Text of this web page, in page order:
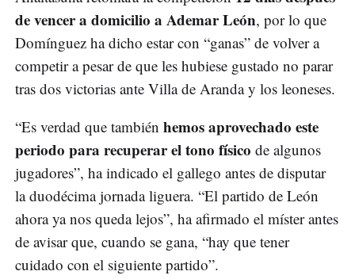
de vencer a domicilio a Ademar León, por lo que
Domínguez ha dicho estar con “ganas” de volver a
competir a pesar de que les hubiese gustado no parar
tras dos victorias ante Villa de Aranda y los leoneses.
“Es verdad que también hemos aprovechado este
periodo para recuperar el tono físico de algunos
jugadores”, ha indicado el gallego antes de disputar
la duodécima jornada liguera. “El partido de León
ahora ya nos queda lejos”, ha afirmado el míster antes
de avisar que, cuando se gana, “hay que tener
cuidado con el siguiente partido”.